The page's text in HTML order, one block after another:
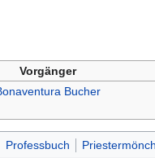
Vorgänger
Bucher
Professbuch